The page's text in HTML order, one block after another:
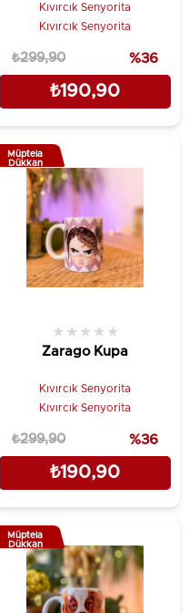
Kıvırcık Senyorita
Kıvırcık Senyorita
₺190,90
₺299,90 %36
Zarago Kupa
★ ★ ★ ★ ★
Kıvırcık Senyorita
Kıvırcık Senyorita
₺190,90
₺299,90 %36
Müptela
Dükkan
Müptela
Dükkan